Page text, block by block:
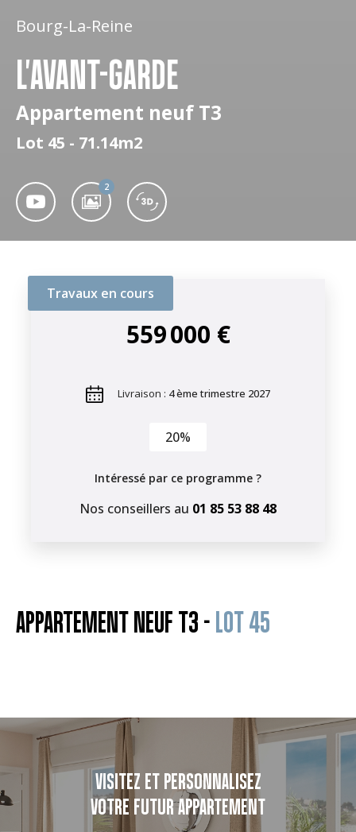
Bourg-La-Reine
L'AVANT-GARDE
Appartement neuf T3
Lot 45 - 71.14m2
2
Travaux en cours
559 000 €
Livraison : 4 ème trimestre 2027
20%
Intéressé par ce programme ?
Nos conseillers au 01 85 53 88 48
APPARTEMENT NEUF T3 - LOT 45
VISITEZ ET PERSONNALISEZ
VOTRE FUTUR APPARTEMENT